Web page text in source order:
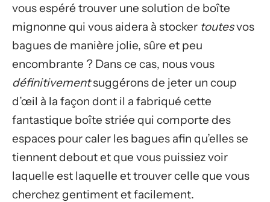
vous espéré trouver une solution de boîte
mignonne qui vous aidera à stocker toutesvos
bagues de manière jolie, sûre et peu
encombrante ? Dans ce cas, nous vous
définitivementsuggérons de jeter un coup
d’œil à la façon dont il a fabriqué cette
fantastique boîte striée qui comporte des
espaces pour caler les bagues afin qu’elles se
tiennent debout et que vous puissiez voir
laquelle est laquelle et trouver celle que vous
cherchez gentiment et facilement.